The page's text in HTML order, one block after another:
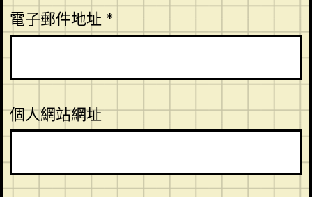
電子郵件地址 *
個人網站網址